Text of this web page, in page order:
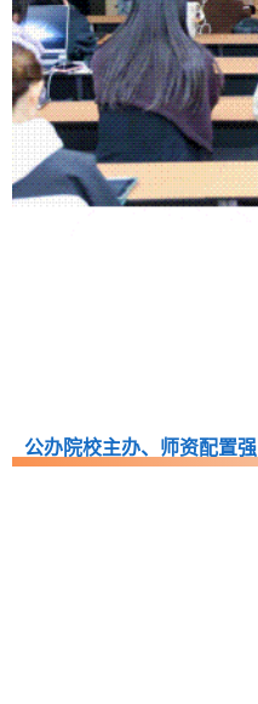
公办院校主办、师资配置强